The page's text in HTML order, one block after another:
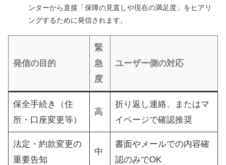
ンターから直接「保障の見直しや現在の満足度」をヒアリ
ングするために発信されます。
発信の目的
緊
急
度
ユーザー側の対応
保全手続き（住
所・口座変更等）
高
折り返し連絡、またはマ
イページで確認推奨
法定・約款変更の
重要告知
中
書面やメールでの内容確
認のみでOK